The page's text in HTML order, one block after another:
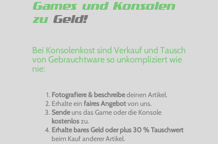
Games und Konsolen
zuGeld!
Bei Konsolenkost sind Verkauf und Tausch
von Gebrauchtware so unkompliziert wie
nie:
Fotografiere & beschreibedeinen Artikel.
Erhalte ein faires Angebotvon uns.
Sendeuns das Game oder die Konsole
kostenloszu.
Erhalte bares Geld oder plus 30 % Tauschwert
beim Kauf anderer Artikel.